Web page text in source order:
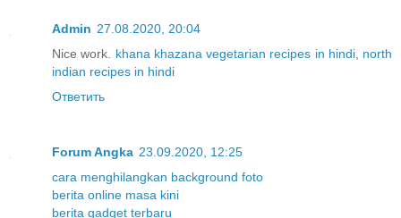
Admin 27.08.2020, 20:04
Nice work. khana khazana vegetarian recipes in hindi, north
indian recipes in hindi
Ответить
Forum Angka 23.09.2020, 12:25
cara menghilangkan background foto
berita online masa kini
berita gadget terbaru